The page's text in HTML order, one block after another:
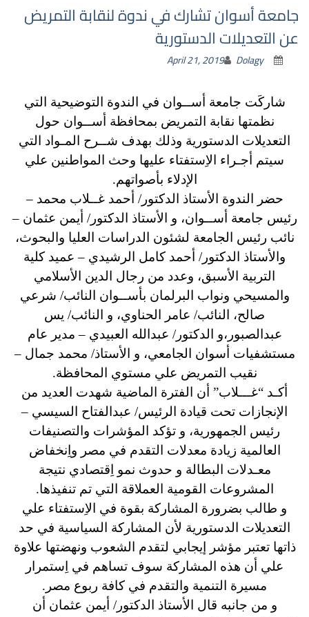
جامعة أسوان تشارك في ندوة لنقابة التمريض
عن التعديلات الدستورية
April 21, 2019 Dolagy
شاركَت جامعة أســوان في الندوة التوضيحية التي
نظمتها نقابة التمريض بمحافظة أســوان حول
التعديلات الدستورية وذلك بهدف شــرح المـواد التي
سيتم أجـراء الاِستفتاء عليها وحث المواطنين علي
الإدلاء بأصواتهم.
حضر الندوة الأستاذ الدكتور/ أحمد غــلاب محمد –
رئيس جامعة أســوان، و الأستاذ الدكتور/ أيمن عثمان –
نائب رئيس الجامعة لشئون الدراسات العليا والبحوث،
والأستاذ الدكتور/ أحمد كامل الرشيدي – عميد كلية
التربية الأسبق، وعدد من رجال الدين الأسلامي
والمسيحي ونواب البرلمان بأســوان النائب/ شرعي
صالح، النائب/ عامر الحناوي، و النائب/ يس
عبدالصبور،و الدكتور/ عبدالله العبيدي – مدير عام
مستشفيات أسوان الجامعي، و الأستاذ/ محمد جمال –
نقيب التمريض علي مستوي المحافظة.
أكـد “غـــلاب” أن الفترة الماضية شهدت العديد من
الإنجازات تحت قيادة الرئيس/ عبدالفتاح السيسي –
رئيس الجمهورية، و تؤكد المؤشرات والتصنيفات
العالمية زيادة معدلات التقدم في مصر واِنخفاض
معـدلات البطالة و حدوث نمو اِقتصادي نتيجة
المشروعات القومية العملاقة التي تم تنفيذها.
و طالب بضرورة المشاركة بقوة في الاِستفتاء علي
التعديلات الدستورية لأن المشاركة السياسية في حد
ذاتها تعتبر مؤشر إيجابي لتقدم الشعوب ونهضتها علاوة
علي أن هذه المشاركة سوف تساهم في اِستمرار
مسيرة التنمية والتقدم في كافة ربوع مصر.
و من جانبه قال الأستاذ الدكتور/ أيمن عثمان أن